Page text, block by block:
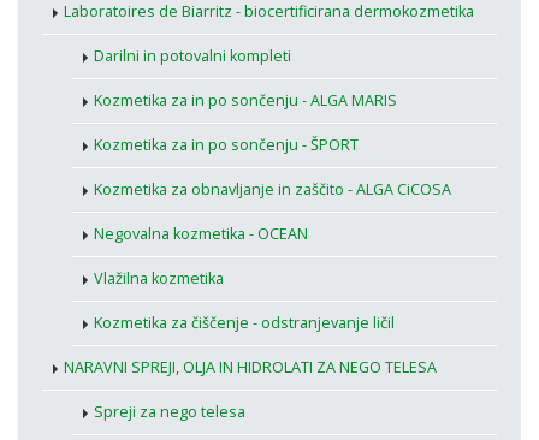
Laboratoires de Biarritz - biocertificirana dermokozmetika
Darilni in potovalni kompleti
Kozmetika za in po sončenju - ALGA MARIS
Kozmetika za in po sončenju - ŠPORT
Kozmetika za obnavljanje in zaščito - ALGA CiCOSA
Negovalna kozmetika - OCEAN
Vlažilna kozmetika
Kozmetika za čiščenje - odstranjevanje ličil
NARAVNI SPREJI, OLJA IN HIDROLATI ZA NEGO TELESA
Spreji za nego telesa